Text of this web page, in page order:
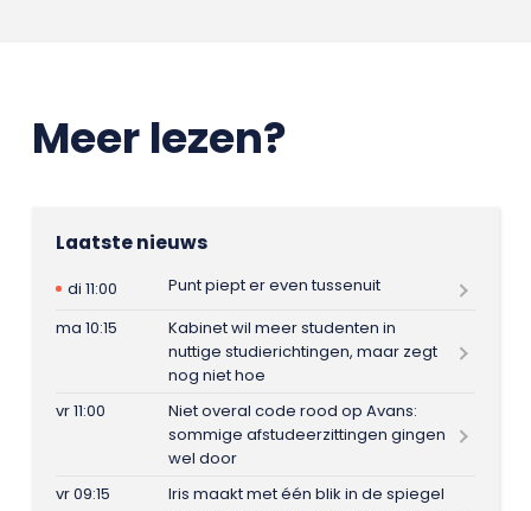
Meer lezen?
Laatste nieuws
di 11:00
Punt piept er even tussenuit
ma 10:15
Kabinet wil meer studenten in
nuttige studierichtingen, maar zegt
nog niet hoe
vr 11:00
Niet overal code rood op Avans:
sommige afstudeerzittingen gingen
wel door
vr 09:15
Iris maakt met één blik in de spiegel